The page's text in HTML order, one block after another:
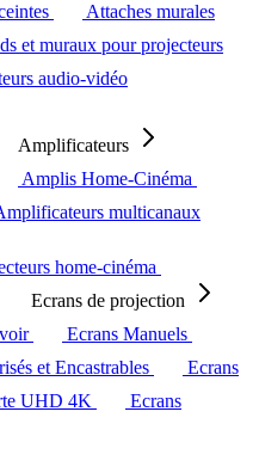
Attaches murales
et muraux pour projecteurs
audio-vidéo
Amplificateurs
Amplis Home-Cinéma
multicanaux
home-cinéma
Ecrans de projection
Ecrans Manuels
et Encastrables
Ecrans
UHD 4K
Ecrans